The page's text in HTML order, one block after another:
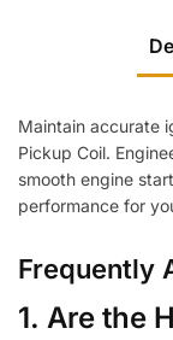
Maintain accurate
Pickup Coil.
smooth engine
performance for
Frequently
1. Are the